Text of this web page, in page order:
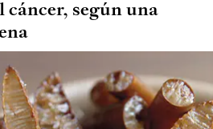
cáncer, según una